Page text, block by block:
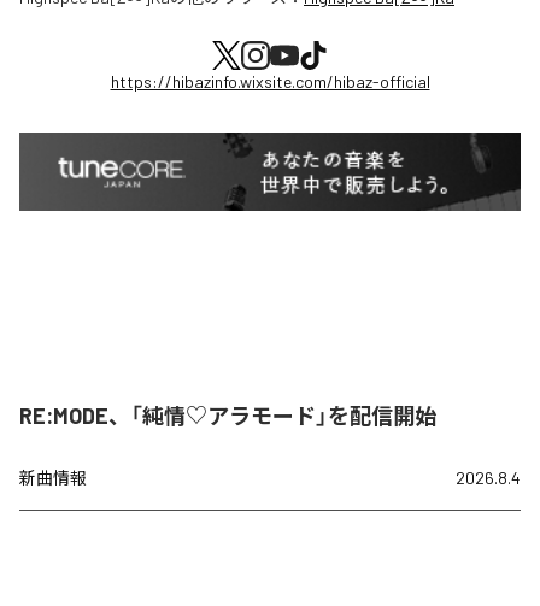
https://hibazinfo.wixsite.com/hibaz-official
RE:MODE、「純情♡アラモード」を配信開始
新曲情報 2026.8.4